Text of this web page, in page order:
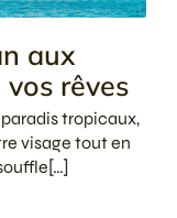
aux
rêves
tropicaux,
visage tout en